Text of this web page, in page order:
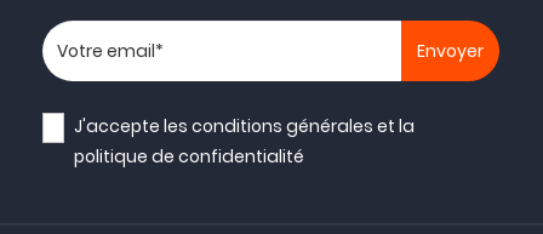
Votre adresse email
J'accepte lesconditions générales et la
politique de confidentialité